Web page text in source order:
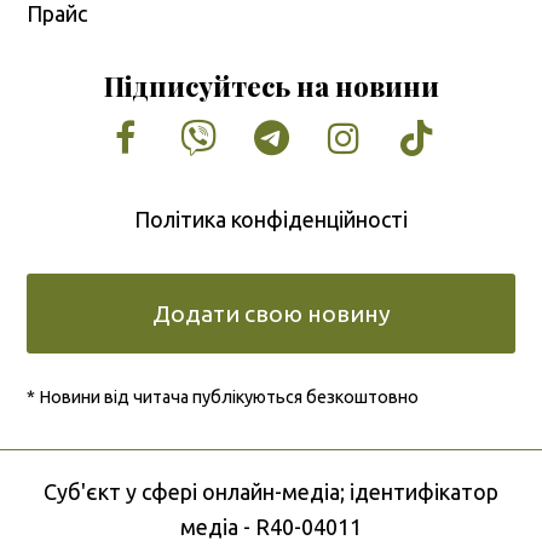
Прайс
Підписуйтесь на новини
Facebook
VimeoTumblrInstagram
Tiktok
Політика конфіденційності
Додати свою новину
* Новини від читача публікуються безкоштовно
Cуб'єкт у сфері онлайн-медіа; ідентифікатор
медіа - R40-04011